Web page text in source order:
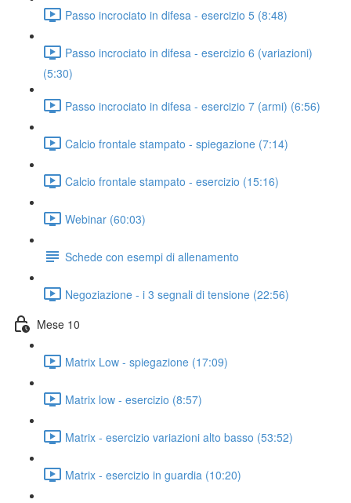
Passo incrociato in difesa - esercizio 5 (8:48)
Passo incrociato in difesa - esercizio 6 (variazioni)
(5:30)
Passo incrociato in difesa - esercizio 7 (armi) (6:56)
Calcio frontale stampato - spiegazione (7:14)
Calcio frontale stampato - esercizio (15:16)
Webinar (60:03)
Schede con esempi di allenamento
Negoziazione - i 3 segnali di tensione (22:56)
Mese 10
Matrix Low - spiegazione (17:09)
Matrix low - esercizio (8:57)
Matrix - esercizio variazioni alto basso (53:52)
Matrix - esercizio in guardia (10:20)